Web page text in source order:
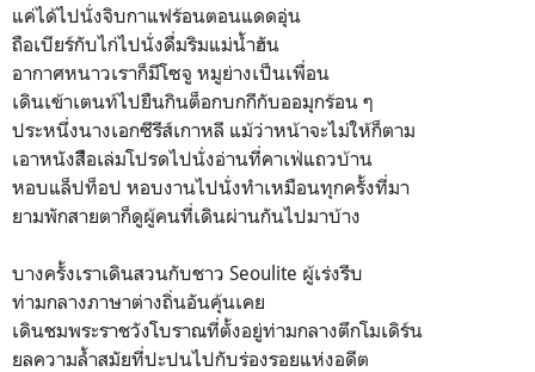
แค่ได้ไปนั่งจิบกาแฟร้อนตอนแดดอุ่น
ถือเบียร์กับไก่ไปนั่งดื่มริมแม่น้ำฮัน
อากาศหนาวเราก็มีโซจู หมูย่างเป็นเพื่อน
เดินเข้าเตนท์ไปยืนกินต็อกบกกีกับออมุกร้อน ๆ
ประหนึ่งนางเอกซีรีส์เกาหลี แม้ว่าหน้าจะไม่ให้ก็ตาม
เอาหนังสืือเล่มโปรดไปนั่งอ่านที่คาเฟ่แถวบ้าน
หอบแล็ปท็อป หอบงานไปนั่งทำเหมือนทุกครั้งที่มา
ยามพักสายตาก็ดูผู้คนที่เดินผ่านกันไปมาบ้าง
บางครั้งเราเดินสวนกับชาว Seoulite ผู้เร่งรีบ
ท่ามกลางภาษาต่างถิ่นอันคุ้นเคย
เดินชมพระราชวังโบราณ​ที่ตั้งอยู่​ท่ามกลางตึกโมเดิร์น​
ยลความล้ำสมัยที่ปะปนไปกับร่องรอยแห่งอดีต